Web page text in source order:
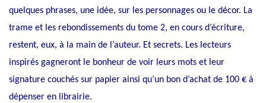
quelques phrases, une idée, sur les personnages ou le décor. La
trame et les rebondissements du tome 2, en cours d’écriture,
restent, eux, à la main de l’auteur. Et secrets. Les lecteurs
inspirés gagneront le bonheur de voir leurs mots et leur
signature couchés sur papier ainsi qu’un bon d’achat de 100 € à
dépenser en librairie.